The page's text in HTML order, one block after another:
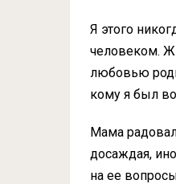
Я этого
человеком.
любовью
кому я был
Мама
досаждая,
на ее